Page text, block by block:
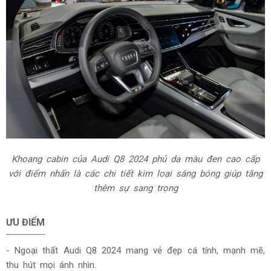
Khoang cabin của Audi Q8 2024 phủ da màu đen cao cấp
với điểm nhấn là các chi tiết kim loại sáng bóng giúp tăng
thêm sự sang trọng
ƯU ĐIỂM
- Ngoại thất Audi Q8 2024 mang vẻ đẹp cá tính, mạnh mẽ,
thu hút mọi ánh nhìn.